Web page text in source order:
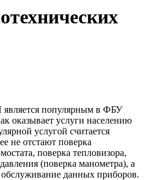
является популярным в ФБУ
оказывает услуги населению
услугой считается
не отстают поверка
поверка тепловизора,
(поверка манометра), а
данных приборов.